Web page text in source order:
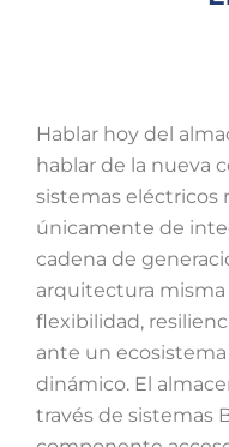
Hablar hoy del
hablar de la nueva
sistemas eléctricos
únicamente de
cadena de
arquitectura
flexibilidad,
ante un
dinámico. El
través de sistemas